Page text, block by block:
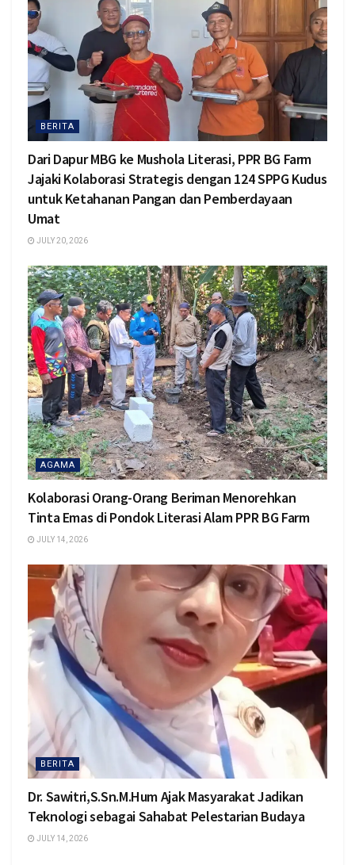
BERITA
Dari Dapur MBG ke Mushola Literasi, PPR BG Farm
Jajaki Kolaborasi Strategis dengan 124 SPPG Kudus
untuk Ketahanan Pangan dan Pemberdayaan
Umat
JULY 20, 2026
AGAMA
Kolaborasi Orang-Orang Beriman Menorehkan
Tinta Emas di Pondok Literasi Alam PPR BG Farm
JULY 14, 2026
BERITA
Dr. Sawitri,S.Sn.M.Hum Ajak Masyarakat Jadikan
Teknologi sebagai Sahabat Pelestarian Budaya
JULY 14, 2026